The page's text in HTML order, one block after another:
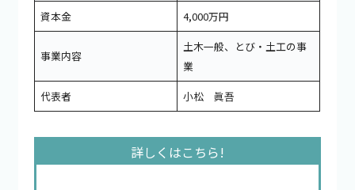
資本金
4,000万円
事業内容
土木一般、とび・土工の事
業
代表者
小松 眞吾